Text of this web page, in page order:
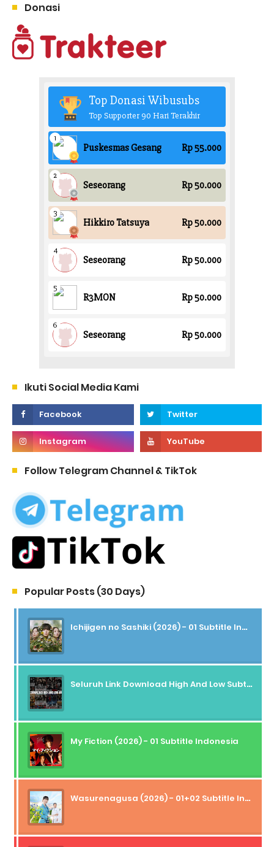
Donasi
Ikuti Social Media Kami
Follow Telegram Channel & TikTok
Popular Posts (30 Days)
Ichijigen no Sashiki (2026) - 01 Subtitle Indonesia
Seluruh Link Download High And Low Subtitle Indonesia
My Fiction (2026) - 01 Subtitle Indonesia
Wasurenagusa (2026) - 01+02 Subtitle Indonesia